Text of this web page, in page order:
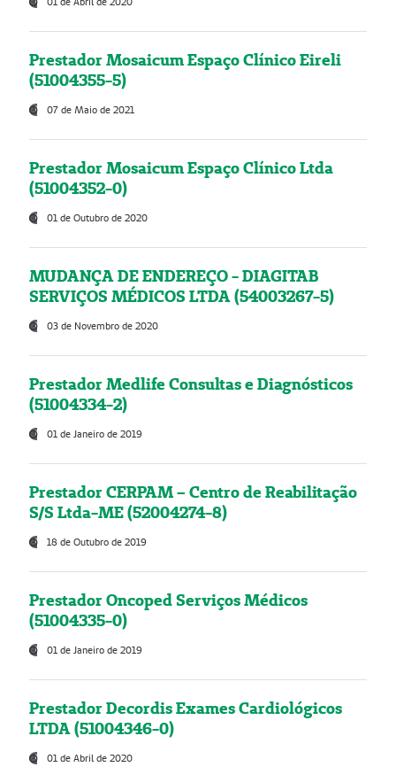
Prestador Mosaicum Espaço Clínico Eireli
(51004355-5)
07 de Maio de 2021
Prestador Mosaicum Espaço Clínico Ltda
(51004352-0)
01 de Outubro de 2020
MUDANÇA DE ENDEREÇO - DIAGITAB
SERVIÇOS MÉDICOS LTDA (54003267-5)
03 de Novembro de 2020
Prestador Medlife Consultas e Diagnósticos
(51004334-2)
01 de Janeiro de 2019
Prestador CERPAM – Centro de Reabilitação
S/S Ltda-ME (52004274-8)
18 de Outubro de 2019
Prestador Oncoped Serviços Médicos
(51004335-0)
01 de Janeiro de 2019
Prestador Decordis Exames Cardiológicos
LTDA (51004346-0)
01 de Abril de 2020